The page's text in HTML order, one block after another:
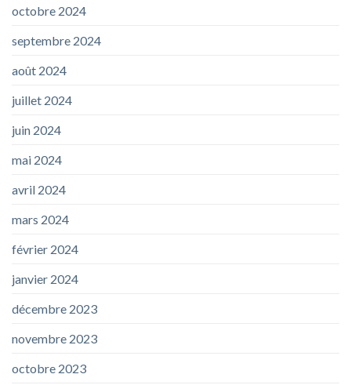
octobre 2024
septembre 2024
août 2024
juillet 2024
juin 2024
mai 2024
avril 2024
mars 2024
février 2024
janvier 2024
décembre 2023
novembre 2023
octobre 2023